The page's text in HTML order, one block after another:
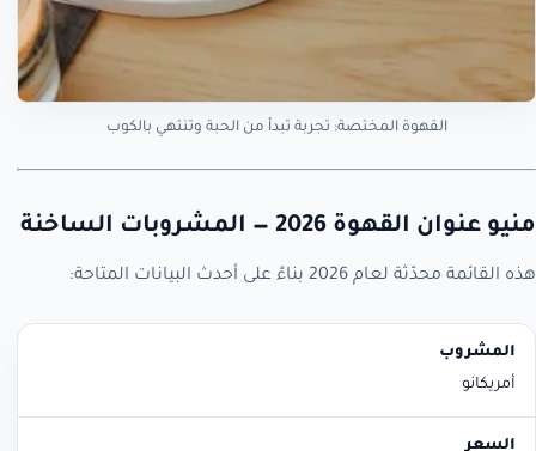
القهوة المختصة: تجربة تبدأ من الحبة وتنتهي بالكوب
منيو عنوان القهوة 2026 — المشروبات الساخنة
هذه القائمة محدّثة لعام 2026 بناءً على أحدث البيانات المتاحة:
المشروب
أمريكانو